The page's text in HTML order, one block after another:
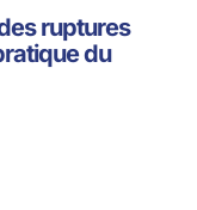
ruptures
du